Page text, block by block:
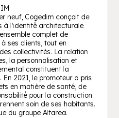
neuf, Cogedim conçoit de
à l’identité́ architecturale
complet de
ses clients, tout en
collectivités. La relation
la personnalisation et
constituent la
2021, le promoteur a pris
en matière de santé, de
pour la construction
soin de ses habitants.
du groupe Altarea.